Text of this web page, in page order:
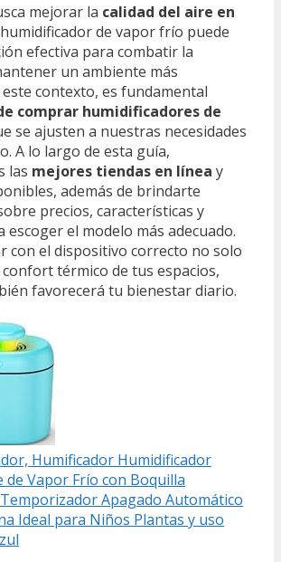
mejorar la calidad del aire en
de vapor frío puede
efectiva para combatir la
un ambiente más
este contexto, es fundamental
comprar humidificadores de
se ajusten a nuestras necesidades
A lo largo de esta guía,
las mejores tiendas en línea y
además de brindarte
precios, características y
escoger el modelo más adecuado.
con el dispositivo correcto no solo
térmico de tus espacios,
favorecerá tu bienestar diario.
Humificador Humidificador
de Vapor Frío con Boquilla
Apagado Automático
Ideal para Niños Plantas y uso